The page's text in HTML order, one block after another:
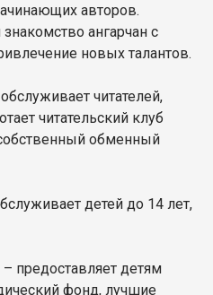
авторов.
ангарчан с
новых талантов.
читателей,
читательский клуб
обменный
детей до 14 лет,
– предоставляет детям
фонд, лучшие